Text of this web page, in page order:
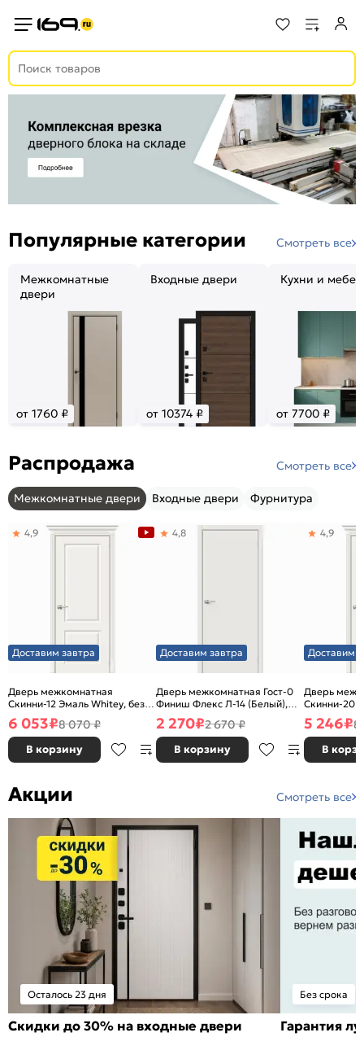
Популярные категории Смотреть все
Межкомнатные
двери
от 1760 ₽
Входные двери
от 10374 ₽
Кухни и
от 7700 ₽
Распродажа Смотреть все
Межкомнатные двери Входные двери Фурнитура
Доставим завтра
Дверь межкомнатная
Скинни-12 Эмаль Whitey, без
декора, глухая, без стекла,
без кромки, скиновая
4,9
6 053₽8 070 ₽
В корзину
Доставим завтра
Дверь межкомнатная Гост-0
Финиш Флекс Л-14 (Белый),
глухая, каркасно-щитовая
4,8
2 270₽2 670 ₽
В корзину
Доставим
Дверь
Скинни-20
декора,
без кромки,
4,9
5 246₽8
В
Акции Смотреть все
Осталось 23 дня
Скидки до 30% на входные двери
Без срока
Гарантия